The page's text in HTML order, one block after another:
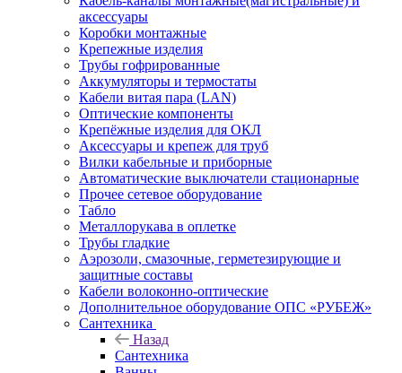
аксессуары
Коробки монтажные
Крепежные изделия
Трубы гофрированные
Аккумуляторы и термостаты
Кабели витая пара (LAN)
Оптические компоненты
Крепёжные изделия для ОКЛ
Аксессуары и крепеж для труб
Вилки кабельные и приборные
Автоматические выключатели стационарные
Прочее сетевое оборудование
Табло
Металлорукава в оплетке
Трубы гладкие
Аэрозоли, смазочные, герметезирующие и
защитные составы
Кабели волоконно-оптические
Дополнительное оборудование ОПС «РУБЕЖ»
Сантехника
Назад
Сантехника